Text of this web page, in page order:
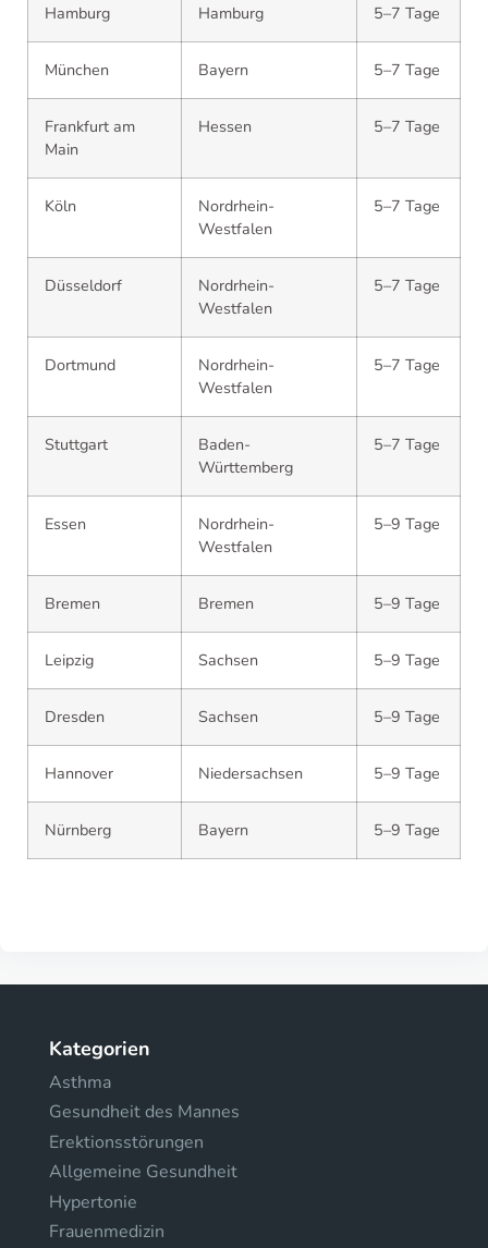
Hamburg Hamburg 5–7 Tage
München Bayern 5–7 Tage
Frankfurt am
Main
Hessen 5–7 Tage
Köln
Nordrhein-
Westfalen
5–7 Tage
Düsseldorf
Nordrhein-
Westfalen
5–7 Tage
Dortmund
Nordrhein-
Westfalen
5–7 Tage
Stuttgart
Baden-
Württemberg
5–7 Tage
Essen
Nordrhein-
Westfalen
5–9 Tage
Bremen Bremen 5–9 Tage
Leipzig Sachsen 5–9 Tage
Dresden Sachsen 5–9 Tage
Hannover Niedersachsen 5–9 Tage
Nürnberg Bayern 5–9 Tage
Kategorien
Asthma
Gesundheit des Mannes
Erektionsstörungen
Allgemeine Gesundheit
Hypertonie
Frauenmedizin